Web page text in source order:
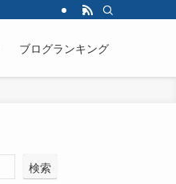
ブログランキング
検索